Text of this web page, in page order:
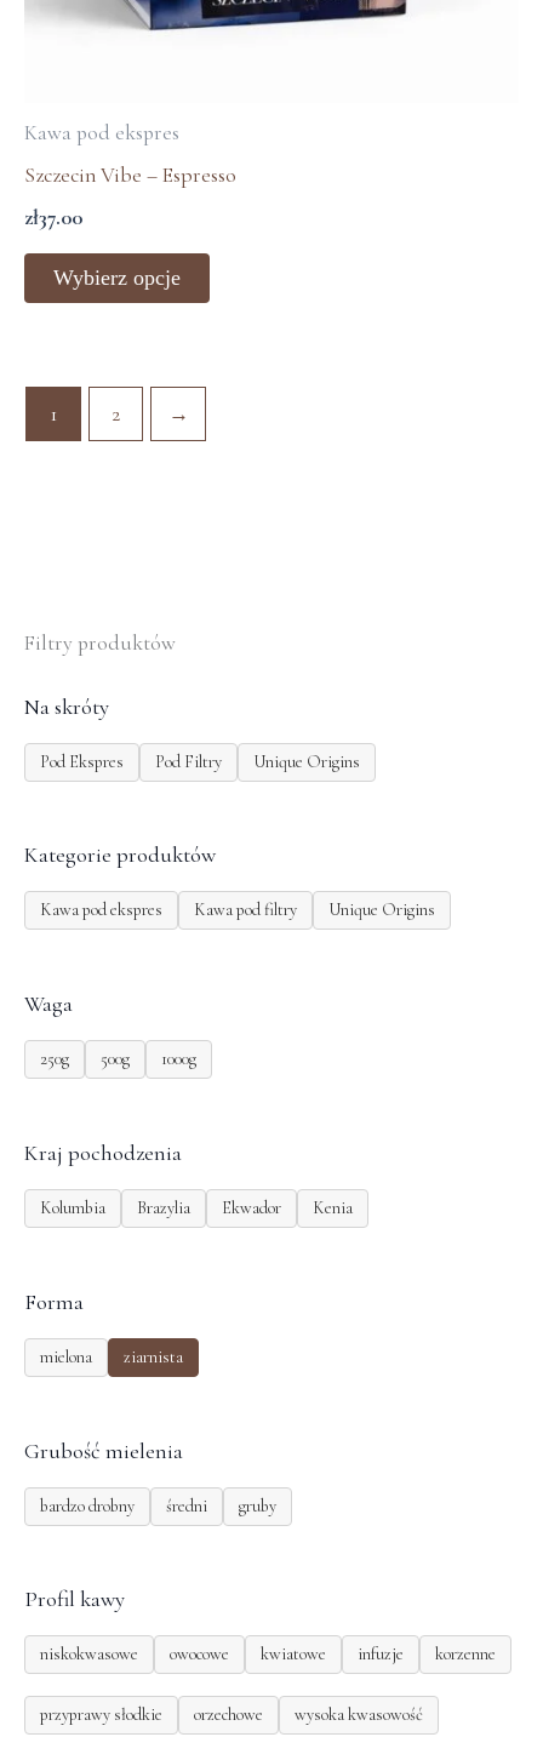
Filtry produktów
Na skróty
Pod Ekspres Pod Filtry Unique Origins
Kategorie produktów
Kawa pod ekspres Kawa pod filtry Unique Origins
Waga
250g 500g 1000g
Kraj pochodzenia
Kolumbia Brazylia Ekwador Kenia
Forma
mielona ziarnista
Grubość mielenia
bardzo drobny średni gruby
Profil kawy
niskokwasowe owocowe kwiatowe infuzje korzenne
przyprawy słodkie orzechowe wysoka kwasowość
Kawa pod ekspres
Szczecin Vibe – Espresso
zł37.00
Wybierz opcje
1 2 →